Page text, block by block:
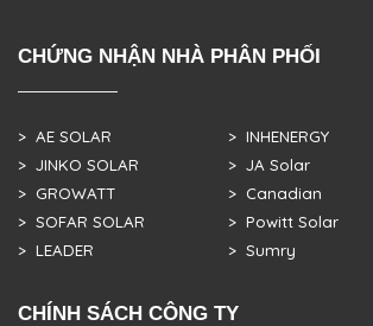
CHỨNG NHẬN NHÀ PHÂN PHỐI
> AE SOLAR
> JINKO SOLAR
> GROWATT
> SOFAR SOLAR
> LEADER
> INHENERGY
> JA Solar
> Canadian
> Powitt Solar
> Sumry
CHÍNH SÁCH CÔNG TY